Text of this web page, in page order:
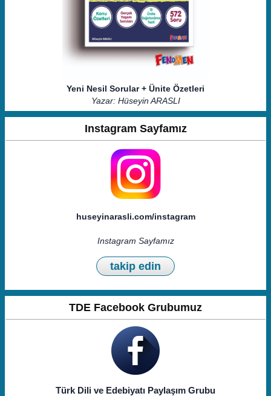
Yeni Nesil Sorular + Ünite Özetleri
Yazar: Hüseyin ARASLI
Instagram Sayfamız
huseyinarasli.com/instagram
Instagram Sayfamız
takip edin
TDE Facebook Grubumuz
Türk Dili ve Edebiyatı Paylaşım Grubu